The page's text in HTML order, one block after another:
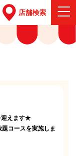
店舗検索
迎えます★
コースを実施しま